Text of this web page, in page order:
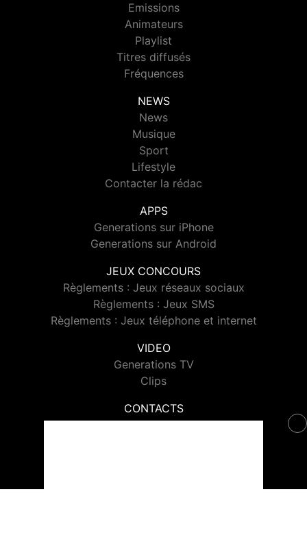
Emissions
Animateurs
Playlist
Titres diffusés
Fréquences
NEWS
News
Musique
Sport
Lifestyle
Contacter la rédac
APPS
Generations sur iPhone
Generations sur Android
JEUX CONCOURS
Règlements : Jeux réseaux sociaux
Règlements : Jeux SMS
Règlements : Jeux téléphone et internet
VIDEO
Generations TV
Clips
CONTACTS
Contacter Generations